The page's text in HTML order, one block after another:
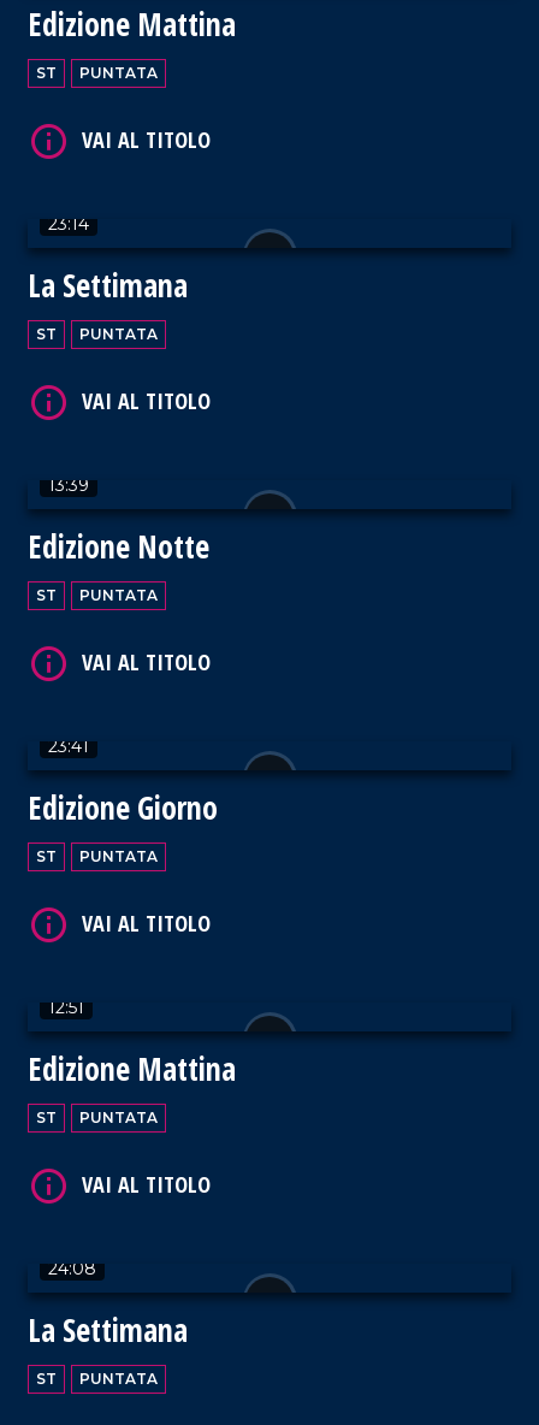
Edizione Mattina
ST PUNTATA
23:14
La Settimana
ST PUNTATA
13:39
Edizione Notte
ST PUNTATA
23:41
Edizione Giorno
ST PUNTATA
12:51
Edizione Mattina
ST PUNTATA
24:08
La Settimana
ST PUNTATA
VAI AL TITOLO
VAI AL TITOLO
VAI AL TITOLO
VAI AL TITOLO